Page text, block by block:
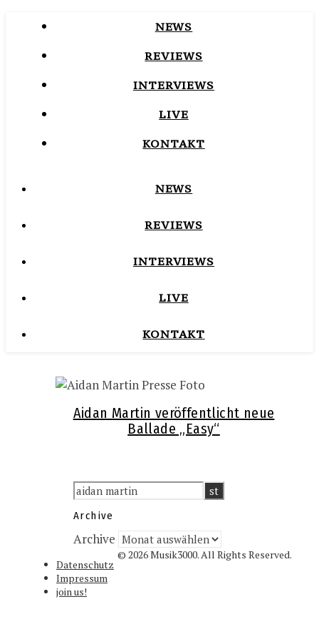
NEWS
REVIEWS
INTERVIEWS
LIVE
KONTAKT
NEWS
REVIEWS
INTERVIEWS
LIVE
KONTAKT
Aidan Martin veröffentlicht neue
Ballade „Easy“
Archive
Archive
© 2026 Musik3000. All Rights Reserved.
Datenschutz
Impressum
join us!